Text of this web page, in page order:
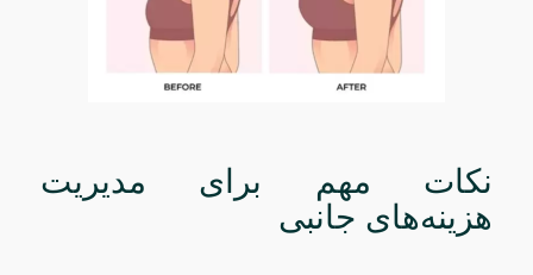
نکات مهم برای مدیریت
هزینه‌های جانبی